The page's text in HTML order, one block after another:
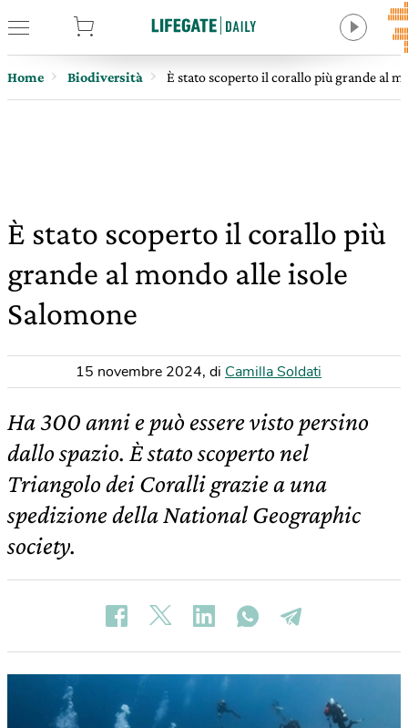
Home Biodiversità È stato scoperto il corallo più grande al
È stato scoperto il corallo più
grande al mondo alle isole
Salomone
15 novembre 2024, di Camilla Soldati
Ha 300 anni e può essere visto persino
dallo spazio. È stato scoperto nel
Triangolo dei Coralli grazie a una
spedizione della National Geographic
society.